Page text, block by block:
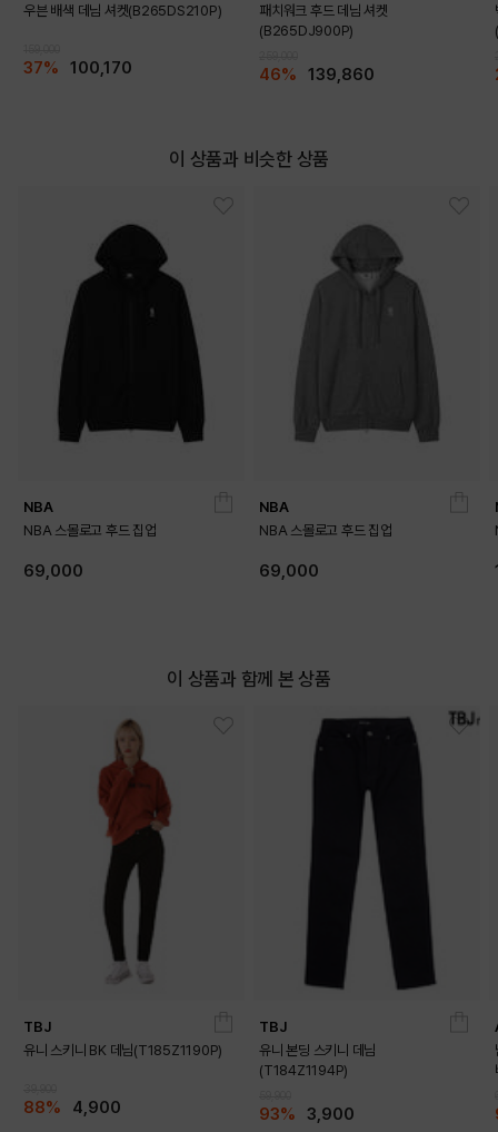
우븐 배색 데님 셔켓(B265DS210P)
37% 100,170
패치워크 후드 데님 셔켓
(B265DJ900P)
46% 139,860
이 상품과 비슷한 상품
NBA
NBA 스몰로고 후드 집업
69,000
NBA
NBA 스몰로고 후드 집업
69,000
이 상품과 함께 본 상품
TBJ
유니 스키니 BK 데님(T185Z1190P)
88% 4,900
TBJ
유니 본딩 스키니 데님
(T184Z1194P)
93% 3,900